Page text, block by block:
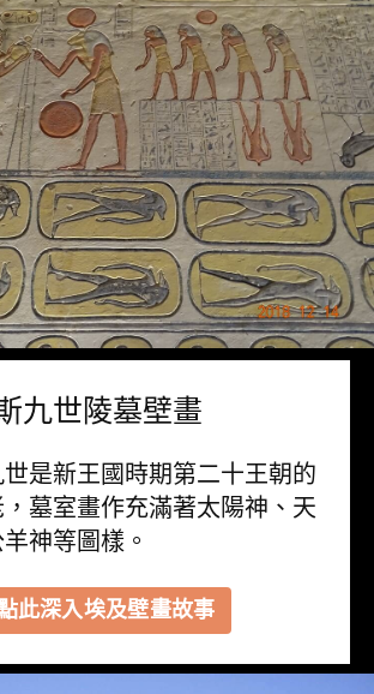
九世陵墓壁畫
是新王國時期第二十王朝的
墓室畫作充滿著太陽神、天
神等圖樣。
此深入埃及壁畫故事